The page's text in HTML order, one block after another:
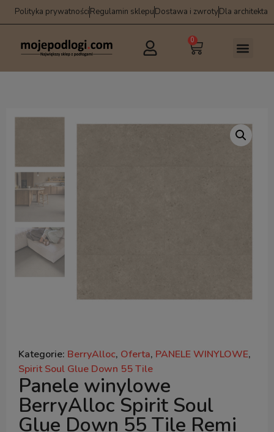
Polityka prywatnościRegulamin sklepuDostawa i zwrotyDla architekta
0
Kategorie: BerryAlloc, Oferta, PANELE WINYLOWE,
Spirit Soul Glue Down 55 Tile
Panele winylowe
BerryAlloc Spirit Soul
Glue Down 55 Tile Remi